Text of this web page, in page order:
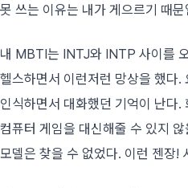
못 쓰는 이유는 내가 게으르기 때
내 MBTI는 INTJ와 INTP 사이를
헬스하면서 이런저런 망상을 했다
인식하면서 대화했던 기억이 난다
컴퓨터 게임을 대신해줄 수 있지
모델은 찾을 수 없었다. 이런 젠장!